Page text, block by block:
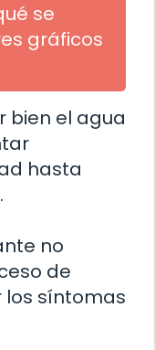
se
gráficos
bien el agua
hasta
no
de
síntomas